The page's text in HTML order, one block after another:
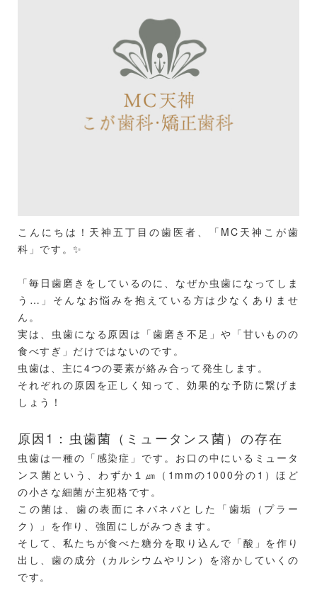
こんにちは！天神五丁目の歯医者、「MC天神こが歯
科」です。✨
「毎日歯磨きをしているのに、なぜか虫歯になってしま
う…」そんなお悩みを抱えている方は少なくありませ
ん。
実は、虫歯になる原因は「歯磨き不足」や「甘いものの
食べすぎ」だけではないのです。
虫歯は、主に4つの要素が絡み合って発生します。
それぞれの原因を正しく知って、効果的な予防に繋げま
しょう！
原因1：虫歯菌（ミュータンス菌）の存在
虫歯は一種の「感染症」です。お口の中にいるミュータ
ンス菌という、わずか１㎛（1mmの1000分の1）ほど
の小さな細菌が主犯格です。
この菌は、歯の表面にネバネバとした「歯垢（プラー
ク）」を作り、強固にしがみつきます。
そして、私たちが食べた糖分を取り込んで「酸」を作り
出し、歯の成分（カルシウムやリン）を溶かしていくの
です。